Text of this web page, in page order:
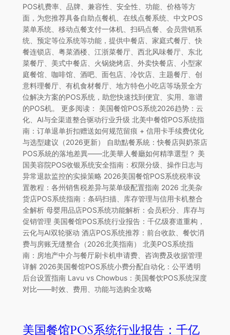
POS机费率、品牌、兼容性、安全性、功能、价格等方
面，为您推荐具备自助点餐机、在线点餐系统、中文POS
菜单系统、移动点餐支付一体机、扫码点餐、会员营销系
统、预定等位系统等功能，提供中餐店、家庭式餐厅、快
餐连锁店、粤菜酒楼、江浙菜餐厅、西北风味餐厅、东北
菜餐厅、美式中餐店、火锅烧烤店、外卖快餐店、小型家
庭餐馆、咖啡馆、酒吧、面包店、冷饮店、主题餐厅、创
意料理餐厅、有机食材餐厅、地方特色小吃店等场景全方
位解决方案的POS系统，助您快速找到便宜、实用、靠谱
的POS机。 更多阅读： 美国餐馆POS系统2026趋势：云
化、AI与全渠道整合驱动行业升级 北美中餐馆POS系统指
南：订单退单折扣赠送如何规范留痕 + 信用卡手续费优化
与选型建议（2026更新） 自助點餐系統：快餐店與奶茶店
POS系統的落地差異——北美華人餐廳如何精準選型？ 美
国美容院POS收银系统安全指南：权限分级、操作日志与
异常退款监控的实操策略 2026美国餐馆POS系统税率设
置教程：各州销售税差异与菜单级配置指南 2026 北美杂
货店POS系统指南：条码扫描、库存管理与信用卡机整合
全解析 母婴用品店POS系统功能解析：会员积分、库存与
促销管理 美国餐馆POS系统行业报告：千亿级赛道重构，
云化与AI双轮驱动 酒店POS系统推荐：前台收款、餐饮消
费与房账无缝整合（2026北美指南） 北美POS系统指
南：房地产中介与餐厅刷卡机申请费、咨询费及收据管理
详解 2026美国餐馆POS系统小费分配自动化：公平透明
后台设置指南 Lavu vs Chowbus：美国餐饮POS系统深度
对比——时效、费用、功能与选购全攻略
美国餐馆POS系统行业报告：千亿